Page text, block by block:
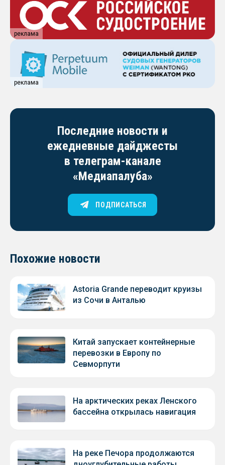
реклама
реклама
Последние новости и
ежедневные дайджесты
в телеграм-канале
«Медиапалуба»
ПОДПИСАТЬСЯ
Похожие новости
Astoria Grande переводит круизы
из Сочи в Анталью
Китай запускает контейнерные
перевозки в Европу по
Севморпути
На арктических реках Ленского
бассейна открылась навигация
На реке Печора продолжаются